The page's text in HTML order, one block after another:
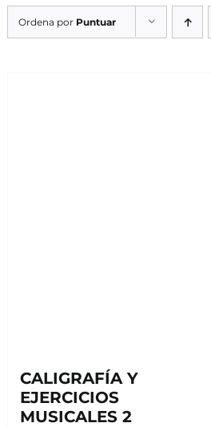
Ordena por Puntuar
CALIGRAFÍA Y
EJERCICIOS
MUSICALES 2